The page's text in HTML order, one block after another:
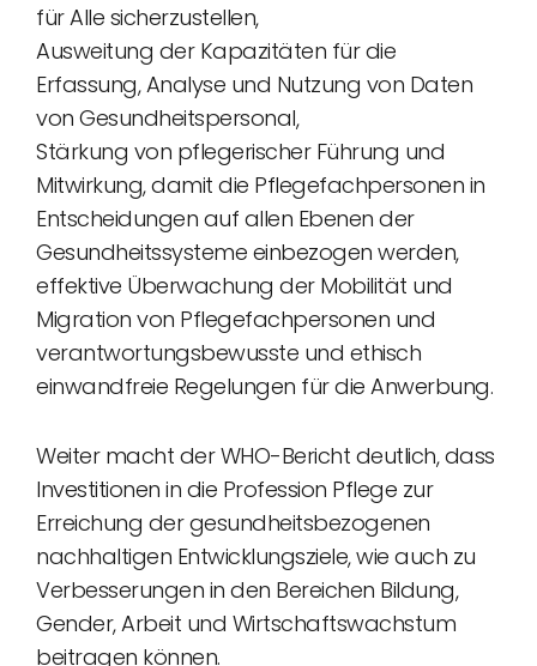
für Alle sicherzustellen,
Ausweitung der Kapazitäten für die
Erfassung, Analyse und Nutzung von Daten
von Gesundheitspersonal,
Stärkung von pflegerischer Führung und
Mitwirkung, damit die Pflegefachpersonen in
Entscheidungen auf allen Ebenen der
Gesundheitssysteme einbezogen werden,
effektive Überwachung der Mobilität und
Migration von Pflegefachpersonen und
verantwortungsbewusste und ethisch
einwandfreie Regelungen für die Anwerbung.
Weiter macht der WHO-Bericht deutlich, dass
Investitionen in die Profession Pflege zur
Erreichung der gesundheitsbezogenen
nachhaltigen Entwicklungsziele, wie auch zu
Verbesserungen in den Bereichen Bildung,
Gender, Arbeit und Wirtschaftswachstum
beitragen können.